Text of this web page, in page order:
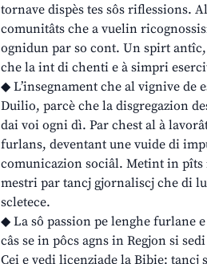
tornave dispès tes sôs riflessions.
comunitâts che a vuelin
ognidun par so cont. Un spirt
che la int di chenti e à simpri
◆ L’insegnament che al vignive de
Duilio, parcè che la disgregazion
dai voi ogni dì. Par chest al à
furlans, deventant une vuide di
comunicazion sociâl. Metint in pîts
mestri par tancj gjornaliscj che di
scletece.
◆ La sô passion pe lenghe furlane
câs se in pôcs agns in Regjon si
Cei e vedi licenziade la Bibie: